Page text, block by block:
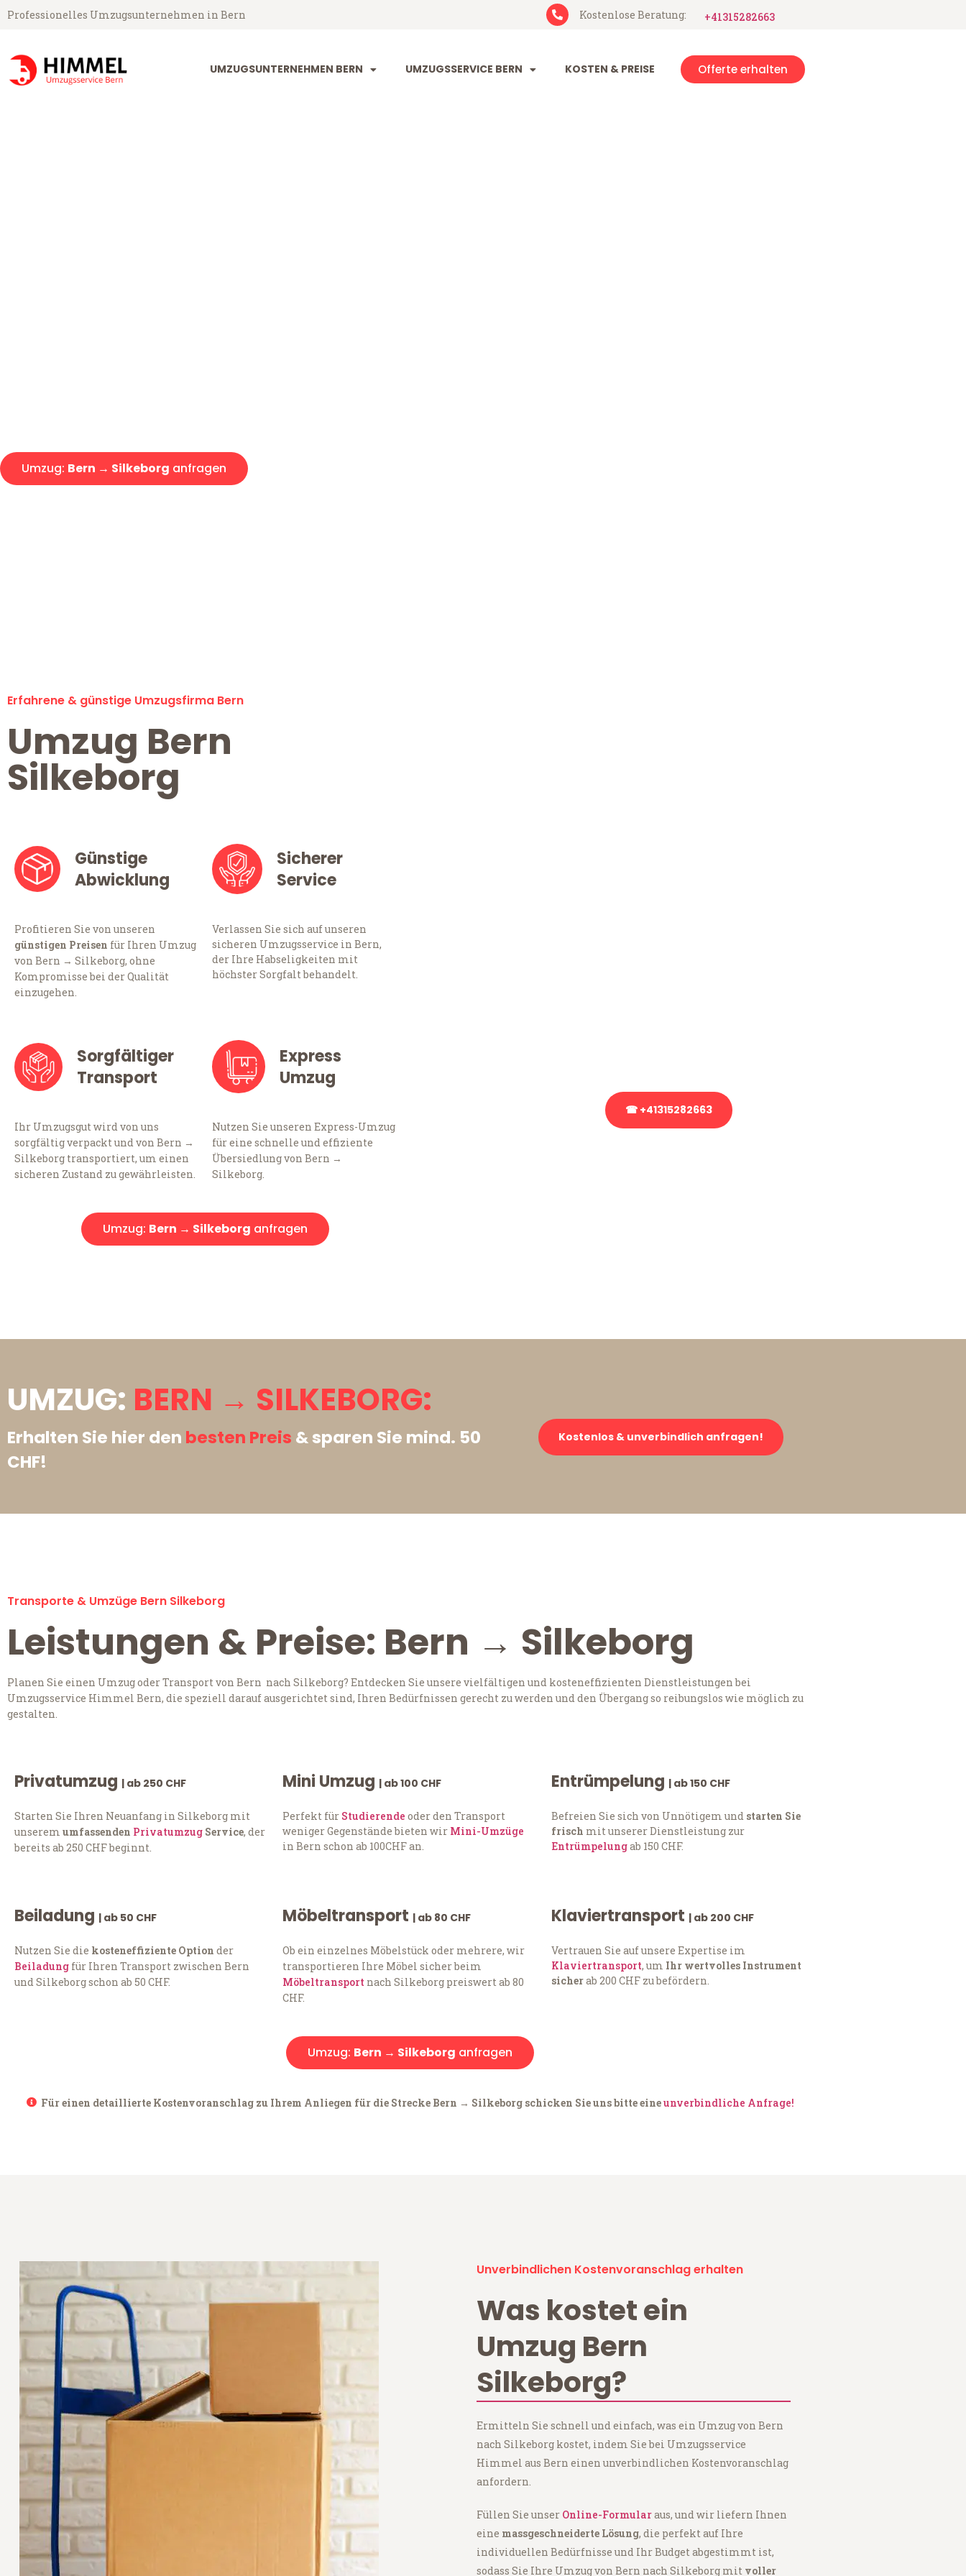
Professionelles Umzugsunternehmen in Bern Kostenlose Beratung: +41315282663
UMZUGSUNTERNEHMEN BERN UMZUGSSERVICE BERN KOSTEN & PREISE Offerte erhalten
Umzug: Bern → Silkeborg anfragen
Erfahrene & günstige Umzugsfirma Bern
Umzug Bern
Silkeborg
Günstige
Abwicklung
Profitieren Sie von unseren
günstigen Preisen für Ihren Umzug
von Bern → Silkeborg, ohne
Kompromisse bei der Qualität
einzugehen.
Sicherer
Service
Verlassen Sie sich auf unseren
sicheren Umzugsservice in Bern,
der Ihre Habseligkeiten mit
höchster Sorgfalt behandelt.
Sorgfältiger
Transport
Ihr Umzugsgut wird von uns
sorgfältig verpackt und von Bern →
Silkeborg transportiert, um einen
sicheren Zustand zu gewährleisten.
Express
Umzug
Nutzen Sie unseren Express-Umzug
für eine schnelle und effiziente
Übersiedlung von Bern →
Silkeborg.
Umzug: Bern → Silkeborg anfragen
☎ +41315282663
UMZUG: BERN → SILKEBORG:
Erhalten Sie hier den besten Preis & sparen Sie mind. 50
CHF!
Kostenlos & unverbindlich anfragen!
Transporte & Umzüge Bern Silkeborg
Leistungen & Preise: Bern → Silkeborg
Planen Sie einen Umzug oder Transport von Bern nach Silkeborg? Entdecken Sie unsere vielfältigen und kosteneffizienten Dienstleistungen bei
Umzugsservice Himmel Bern, die speziell darauf ausgerichtet sind, Ihren Bedürfnissen gerecht zu werden und den Übergang so reibungslos wie möglich zu
gestalten.
Privatumzug | ab 250 CHF
Starten Sie Ihren Neuanfang in Silkeborg mit
unserem umfassenden Privatumzug Service, der
bereits ab 250 CHF beginnt.
Mini Umzug | ab 100 CHF
Perfekt für Studierende oder den Transport
weniger Gegenstände bieten wir Mini-Umzüge
in Bern schon ab 100CHF an.
Entrümpelung | ab 150 CHF
Befreien Sie sich von Unnötigem und starten Sie
frisch mit unserer Dienstleistung zur
Entrümpelungab 150 CHF.
Beiladung | ab 50 CHF
Nutzen Sie die kosteneffiziente Option der
Beiladung für Ihren Transport zwischen Bern
und Silkeborg schon ab 50 CHF.
Möbeltransport | ab 80 CHF
Ob ein einzelnes Möbelstück oder mehrere, wir
transportieren Ihre Möbel sicher beim
Möbeltransport nach Silkeborg preiswert ab 80
CHF.
Klaviertransport | ab 200 CHF
Vertrauen Sie auf unsere Expertise im
Klaviertransport, um Ihr wertvolles Instrument
sicherab 200 CHF zu befördern.
Umzug: Bern → Silkeborg anfragen
Für einen detaillierte Kostenvoranschlag zu Ihrem Anliegen für die Strecke Bern → Silkeborg schicken Sie uns bitte eineunverbindliche Anfrage!
Unverbindlichen Kostenvoranschlag erhalten
Was kostet ein
Umzug Bern
Silkeborg?
Ermitteln Sie schnell und einfach, was ein Umzug von Bern
nach Silkeborg kostet, indem Sie bei Umzugsservice
Himmel aus Bern einen unverbindlichen Kostenvoranschlag
anfordern.
Füllen Sie unser Online-Formularaus, und wir liefern Ihnen
eine massgeschneiderte Lösung, die perfekt auf Ihre
individuellen Bedürfnisse und Ihr Budget abgestimmt ist,
sodass Sie Ihre Umzug von Bern nach Silkeborg mit voller